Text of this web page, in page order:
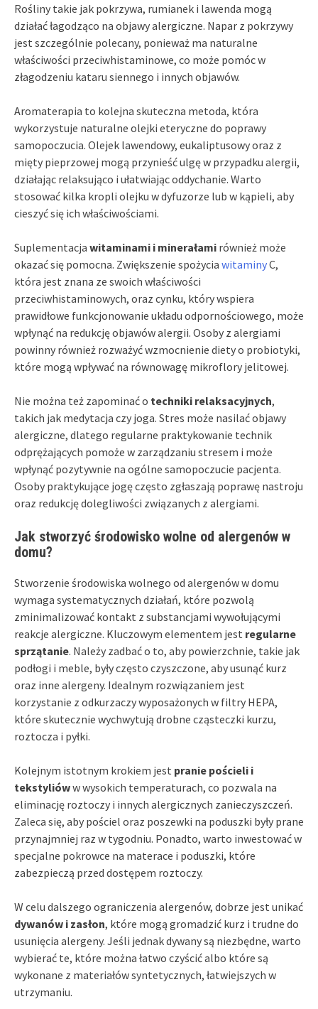
Rośliny takie jak pokrzywa, rumianek i lawenda mogą
działać łagodząco na objawy alergiczne. Napar z pokrzywy
jest szczególnie polecany, ponieważ ma naturalne
właściwości przeciwhistaminowe, co może pomóc w
złagodzeniu kataru siennego i innych objawów.
Aromaterapia to kolejna skuteczna metoda, która
wykorzystuje naturalne olejki eteryczne do poprawy
samopoczucia. Olejek lawendowy, eukaliptusowy oraz z
mięty pieprzowej mogą przynieść ulgę w przypadku alergii,
działając relaksująco i ułatwiając oddychanie. Warto
stosować kilka kropli olejku w dyfuzorze lub w kąpieli, aby
cieszyć się ich właściwościami.
Suplementacja witaminami i minerałami również może
okazać się pomocna. Zwiększenie spożycia witaminyC,
która jest znana ze swoich właściwości
przeciwhistaminowych, oraz cynku, który wspiera
prawidłowe funkcjonowanie układu odpornościowego, może
wpłynąć na redukcję objawów alergii. Osoby z alergiami
powinny również rozważyć wzmocnienie diety o probiotyki,
które mogą wpływać na równowagę mikroflory jelitowej.
Nie można też zapominać o techniki relaksacyjnych,
takich jak medytacja czy joga. Stres może nasilać objawy
alergiczne, dlatego regularne praktykowanie technik
odprężających pomoże w zarządzaniu stresem i może
wpłynąć pozytywnie na ogólne samopoczucie pacjenta.
Osoby praktykujące jogę często zgłaszają poprawę nastroju
oraz redukcję dolegliwości związanych z alergiami.
Jak stworzyć środowisko wolne od alergenów w
domu?
Stworzenie środowiska wolnego od alergenów w domu
wymaga systematycznych działań, które pozwolą
zminimalizować kontakt z substancjami wywołującymi
reakcje alergiczne. Kluczowym elementem jest regularne
sprzątanie. Należy zadbać o to, aby powierzchnie, takie jak
podłogi i meble, były często czyszczone, aby usunąć kurz
oraz inne alergeny. Idealnym rozwiązaniem jest
korzystanie z odkurzaczy wyposażonych w filtry HEPA,
które skutecznie wychwytują drobne cząsteczki kurzu,
roztocza i pyłki.
Kolejnym istotnym krokiem jest pranie pościeli i
tekstylióww wysokich temperaturach, co pozwala na
eliminację roztoczy i innych alergicznych zanieczyszczeń.
Zaleca się, aby pościel oraz poszewki na poduszki były prane
przynajmniej raz w tygodniu. Ponadto, warto inwestować w
specjalne pokrowce na materace i poduszki, które
zabezpieczą przed dostępem roztoczy.
W celu dalszego ograniczenia alergenów, dobrze jest unikać
dywanów i zasłon, które mogą gromadzić kurz i trudne do
usunięcia alergeny. Jeśli jednak dywany są niezbędne, warto
wybierać te, które można łatwo czyścić albo które są
wykonane z materiałów syntetycznych, łatwiejszych w
utrzymaniu.